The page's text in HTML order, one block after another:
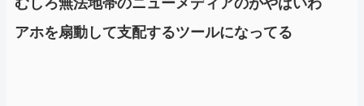
むしろ無法地帯のニューメディアのがやばいわ
アホを扇動して支配するツールになってる